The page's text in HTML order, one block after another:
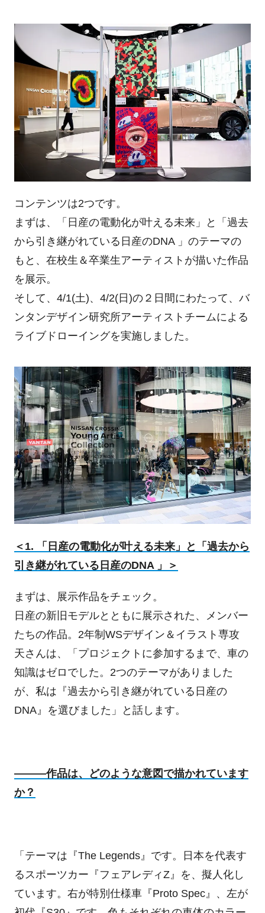
コンテンツは2つです。
まずは、「日産の電動化が叶える未来」と「過去
から引き継がれている日産のDNA 」のテーマの
もと、在校生＆卒業生アーティストが描いた作品
を展示。
そして、4/1(土)、4/2(日)の２日間にわたって、バ
ンタンデザイン研究所アーティストチームによる
ライブドローイングを実施しました。
＜1. 「日産の電動化が叶える未来」と「過去から
引き継がれている日産のDNA 」＞
まずは、展示作品をチェック。
日産の新旧モデルとともに展示された、メンバー
たちの作品。2年制WSデザイン＆イラスト専攻
天さんは、「プロジェクトに参加するまで、車の
知識はゼロでした。2つのテーマがありました
が、私は『過去から引き継がれている日産の
DNA』を選びました」と話します。
―――作品は、どのような意図で描かれています
か？
「テーマは『The Legends』です。日本を代表す
るスポーツカー『フェアレディZ』を、擬人化し
ています。右が特別仕様車『Proto Spec』、左が